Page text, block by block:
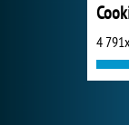
4 791x